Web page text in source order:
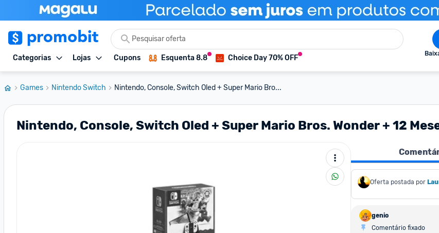
Categorias Lojas Cupons Esquenta 8.8 Choice Day 70% OFF
Games Nintendo Switch Nintendo, Console, Switch Oled + Super Mario Bro...
Nintendo, Console, Switch Oled + Super Mario Bros. Wonder + 12
Oferta postada por
genio
Comentário fixado